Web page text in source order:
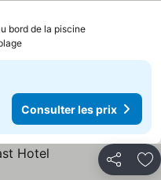
bord de la piscine
Consulter les prix
Partager